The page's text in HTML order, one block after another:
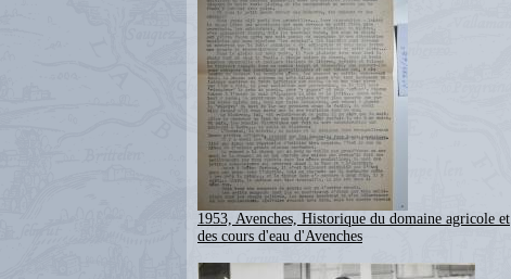
1953, Avenches, Historique du domaine agricole et
des cours d'eau d'Avenches